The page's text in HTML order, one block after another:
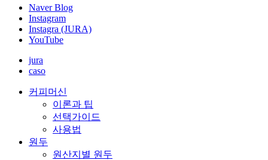
Naver Blog
Instagram
Instagra (JURA)
YouTube
jura
caso
커피머신
이론과 팁
선택가이드
사용법
원두
원산지별 원두